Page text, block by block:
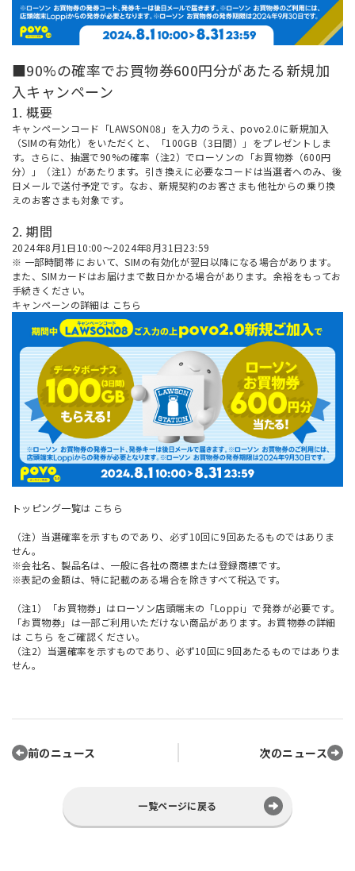
■90%の確率でお買物券600円分があたる新規加
入キャンペーン
1. 概要
キャンペーンコード「LAWSON08」を入力のうえ、povo2.0に新規加入
（SIMの有効化）をいただくと、「100GB（3日間）」をプレゼントしま
す。さらに、抽選で90%の確率（注2）でローソンの「お買物券（600円
分）」（注1）があたります。引き換えに必要なコードは当選者へのみ、後
日メールで送付予定です。なお、新規契約のお客さまも他社からの乗り換
えのお客さまも対象です。
2. 期間
2024年8月1日10:00～2024年8月31日23:59
※ 一部時間帯において、SIMの有効化が翌日以降になる場合があります。
また、SIMカードはお届けまで数日かかる場合があります。余裕をもってお
手続きください。
キャンペーンの詳細は こちら
トッピング一覧は こちら
（注）当選確率を示すものであり、必ず10回に9回あたるものではありま
せん。
※会社名、製品名は、一般に各社の商標または登録商標です。
※表記の金額は、特に記載のある場合を除きすべて税込です。
（注1）「お買物券」はローソン店頭端末の「Loppi」で発券が必要です。
「お買物券」は一部ご利用いただけない商品があります。お買物券の詳細
は こちら をご確認ください。
（注2）当選確率を示すものであり、必ず10回に9回あたるものではありま
せん。
前のニュース 次のニュース
一覧ページに戻る